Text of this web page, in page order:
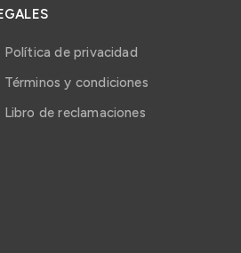
Política de privacidad
Términos y condiciones
Libro de reclamaciones